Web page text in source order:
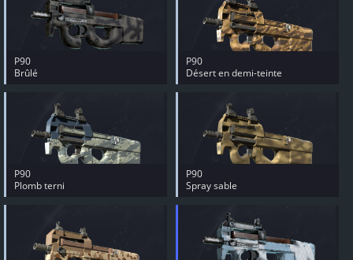
P90
Brûlé
P90
Désert en demi-teinte
P90
Plomb terni
P90
Spray sable